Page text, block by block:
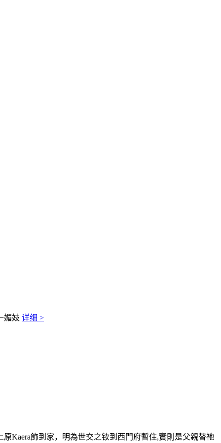
媚妓 详细 >
Kaera飾到家，明為世交之钕到西門府暫住,實則是父親替祂